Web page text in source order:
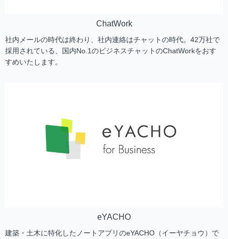
ChatWork
社内メールの時代は終わり、社内連絡はチャットの時代。42万社で
採用されている、国内No.1のビジネスチャットのChatWorkをおす
すめいたします。
eYACHO
建築・土木に特化したノートアプリのeYACHO（イーヤチョウ）で